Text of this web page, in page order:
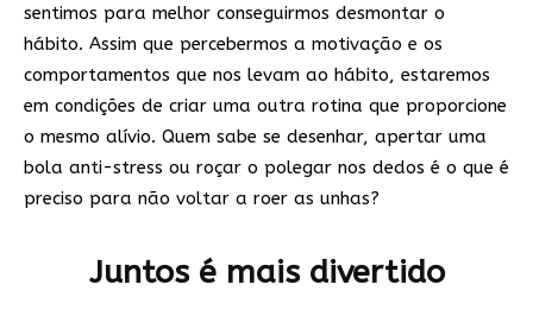
sentimos para melhor conseguirmos desmontar o
hábito. Assim que percebermos a motivação e os
comportamentos que nos levam ao hábito, estaremos
em condições de criar uma outra rotina que proporcione
o mesmo alívio. Quem sabe se desenhar, apertar uma
bola anti-stress ou roçar o polegar nos dedos é o que é
preciso para não voltar a roer as unhas?
Juntos é mais divertido